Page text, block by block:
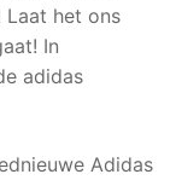
Laat het ons
In
adidas
Adidas